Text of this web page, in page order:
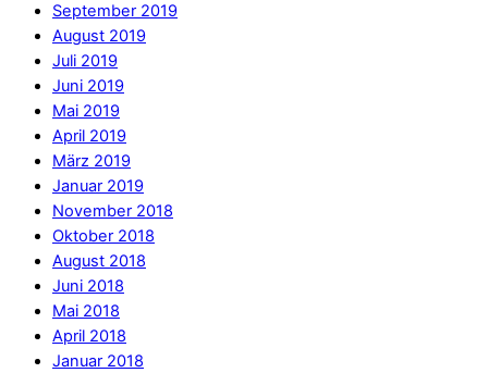
September 2019
August 2019
Juli 2019
Juni 2019
Mai 2019
April 2019
März 2019
Januar 2019
November 2018
Oktober 2018
August 2018
Juni 2018
Mai 2018
April 2018
Januar 2018